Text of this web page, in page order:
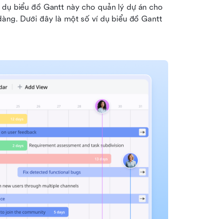
dụ biểu đồ Gantt này cho quản lý dự án cho
Dưới đây là một số ví dụ biểu đồ Gantt